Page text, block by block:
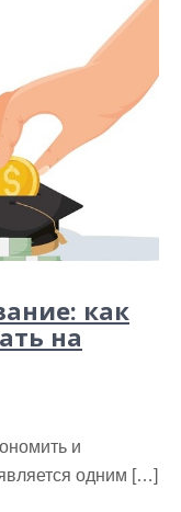
как
на
и
одним […]